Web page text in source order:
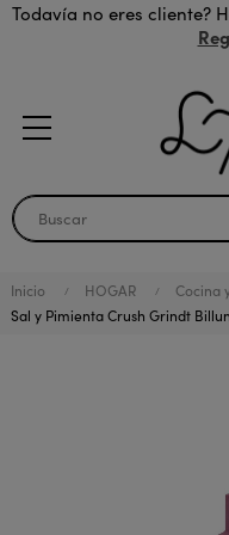
Todavía no eres cliente?
Inicio HOGAR
Cocina
Sal y Pimienta Crush Grindt